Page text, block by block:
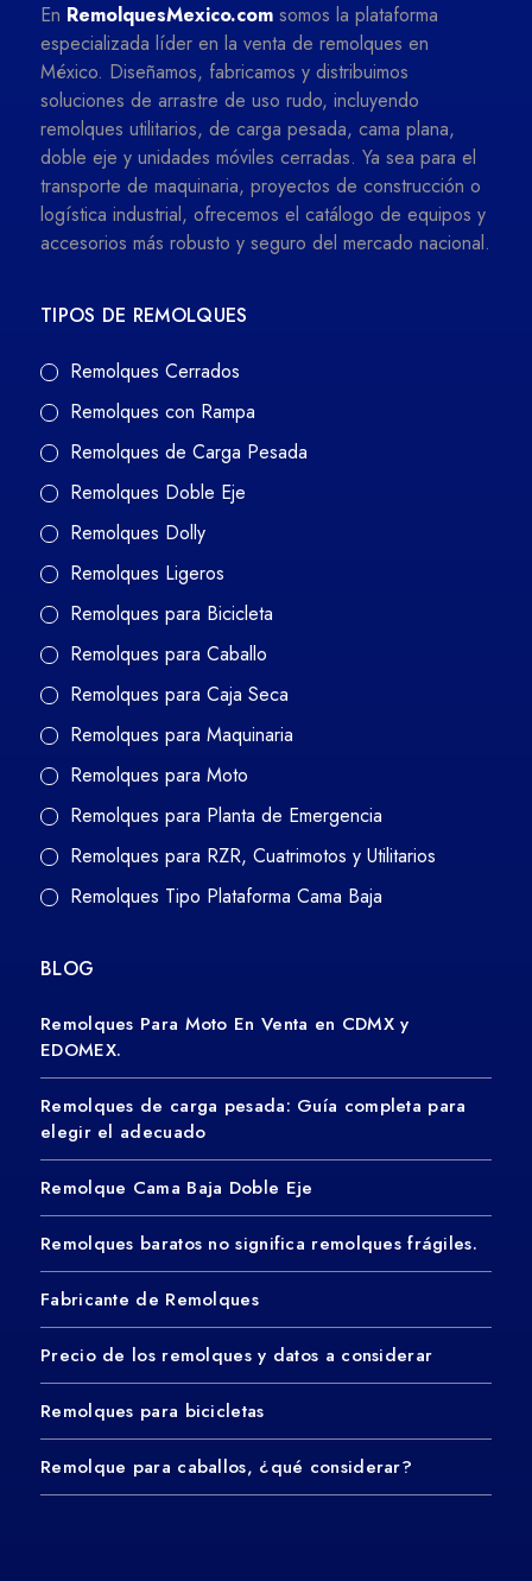
En RemolquesMexico.com somos la plataforma
especializada líder en la venta de remolques en
México. Diseñamos, fabricamos y distribuimos
soluciones de arrastre de uso rudo, incluyendo
remolques utilitarios, de carga pesada, cama plana,
doble eje y unidades móviles cerradas. Ya sea para el
transporte de maquinaria, proyectos de construcción o
logística industrial, ofrecemos el catálogo de equipos y
accesorios más robusto y seguro del mercado nacional.
TIPOS DE REMOLQUES
Remolques Cerrados
Remolques con Rampa
Remolques de Carga Pesada
Remolques Doble Eje
Remolques Dolly
Remolques Ligeros
Remolques para Bicicleta
Remolques para Caballo
Remolques para Caja Seca
Remolques para Maquinaria
Remolques para Moto
Remolques para Planta de Emergencia
Remolques para RZR, Cuatrimotos y Utilitarios
Remolques Tipo Plataforma Cama Baja
BLOG
Remolques Para Moto En Venta en CDMX y
EDOMEX.
Remolques de carga pesada: Guía completa para
elegir el adecuado
Remolque Cama Baja Doble Eje
Remolques baratos no significa remolques frágiles.
Fabricante de Remolques
Precio de los remolques y datos a considerar
Remolques para bicicletas
Remolque para caballos, ¿qué considerar?